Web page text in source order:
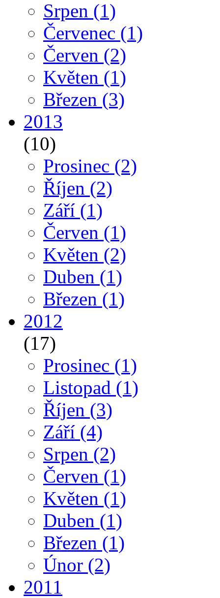
Srpen (1)
Červenec (1)
Červen (2)
Květen (1)
Březen (3)
2013
(10)
Prosinec (2)
Říjen (2)
Září (1)
Červen (1)
Květen (2)
Duben (1)
Březen (1)
2012
(17)
Prosinec (1)
Listopad (1)
Říjen (3)
Září (4)
Srpen (2)
Červen (1)
Květen (1)
Duben (1)
Březen (1)
Únor (2)
2011